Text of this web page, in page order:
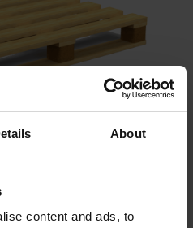
About
content and ads, to
rammene fra vores